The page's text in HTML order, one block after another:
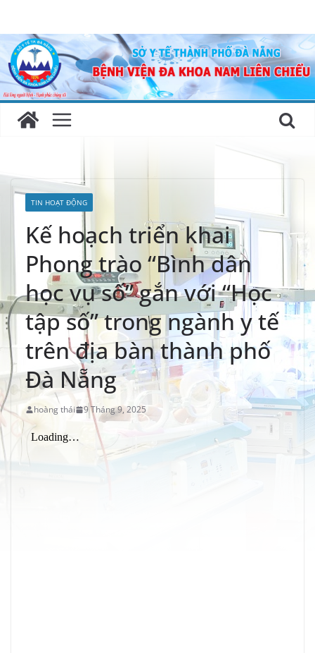
content
TIN HOẠT ĐỘNG
Kế hoạch triển khai
Phong trào “Bình dân
học vụ số” gắn với “Học
tập số” trong ngành y tế
trên địa bàn thành phố
Đà Nẵng
hoàng thái 9 Tháng 9, 2025